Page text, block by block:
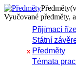
Předměty
Vyučované předměty,
Přijímací
Státní
x Předměty
Témata